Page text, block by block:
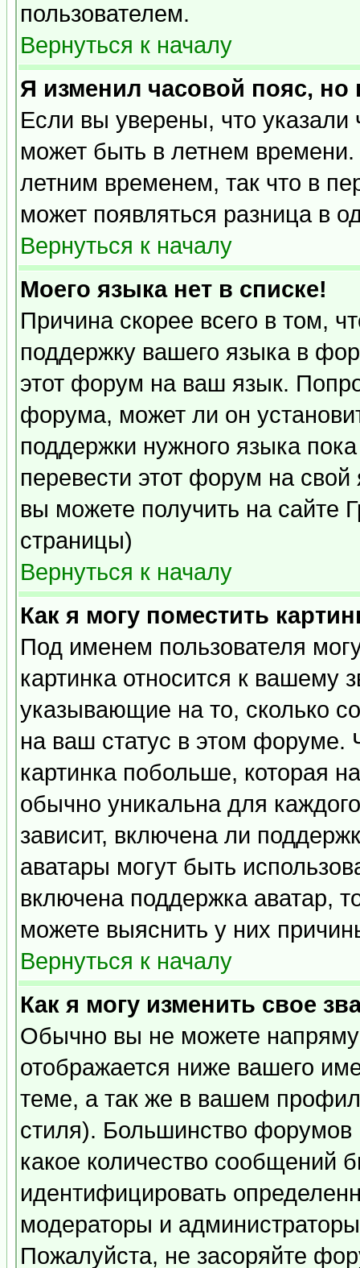
пользователем.
Вернуться к началу
Я изменил часовой пояс,
Если вы уверены, что указали
может быть в летнем
летним временем, так что в
может появляться разница в
Вернуться к началу
Моего языка нет в списке!
Причина скорее всего в том,
поддержку вашего языка в
этот форум на ваш язык.
форума, может ли он
поддержки нужного языка
перевести этот форум на
вы можете получить на сайте
страницы)
Вернуться к началу
Как я могу поместить
Под именем пользователя
картинка относится к вашему
указывающие на то, сколько
на ваш статус в этом форуме.
картинка побольше, которая
обычно уникальна для
зависит, включена ли
аватары могут быть
включена поддержка аватар,
можете выяснить у них
Вернуться к началу
Как я могу изменить свое
Обычно вы не можете
отображается ниже вашего
теме, а так же в вашем
стиля). Большинство форумов
какое количество сообщений
идентифицировать
модераторы и
Пожалуйста, не засоряйте